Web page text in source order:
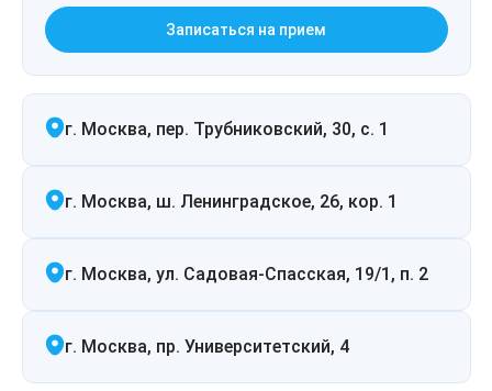
Записаться на прием
г. Москва, пер. Трубниковский, 30, с. 1
г. Москва, ш. Ленинградское, 26, кор. 1
г. Москва, ул. Садовая-Спасская, 19/1, п. 2
г. Москва, пр. Университетский, 4